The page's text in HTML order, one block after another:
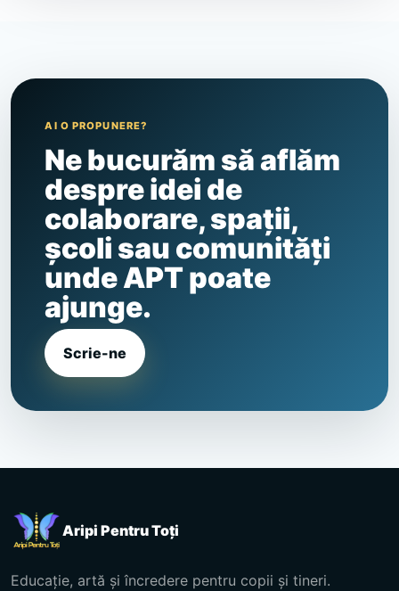
AI O PROPUNERE?
Ne bucurăm să aflăm
despre idei de
colaborare, spații,
școli sau comunități
unde APT poate
ajunge.
Scrie-ne
Aripi Pentru Toți
Educație, artă și încredere pentru copii și tineri.